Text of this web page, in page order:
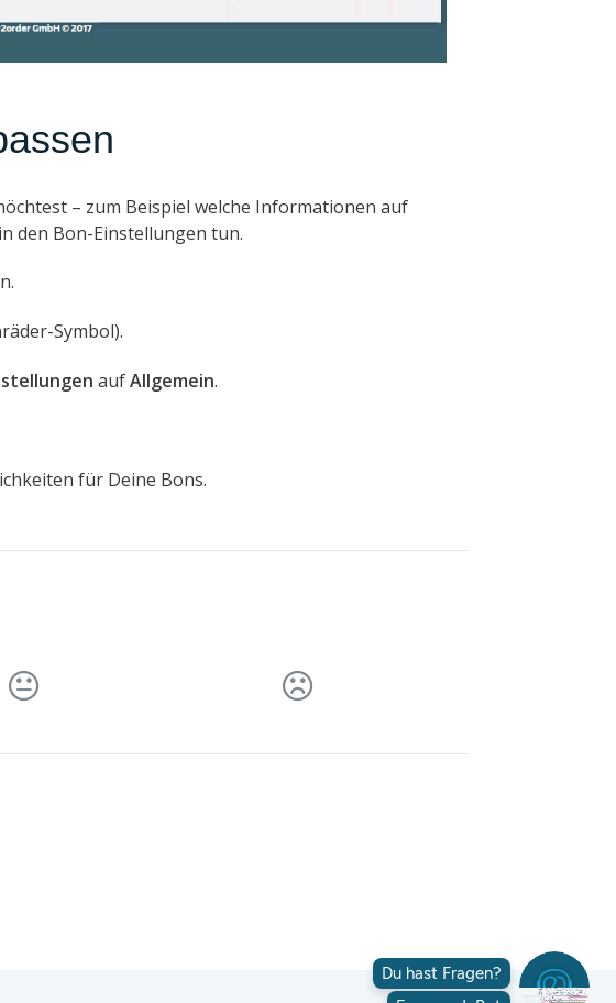
– zum Beispiel welche Informationen auf
den Bon-Einstellungen tun.
Symbol).
aufAllgemein.
für Deine Bons.
Du hast Fragen?